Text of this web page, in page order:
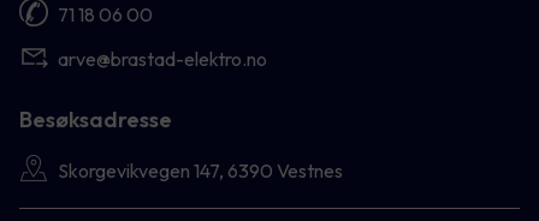
71 18 06 00
arve@brastad-elektro.no
Besøksadresse
Skorgevikvegen 147, 6390 Vestnes